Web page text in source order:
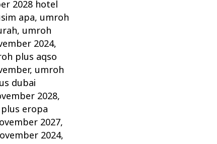
2028 hotel
apa, umroh
, umroh
2024,
plus aqso
, umroh
dubai
2028,
eropa
2027,
2024,